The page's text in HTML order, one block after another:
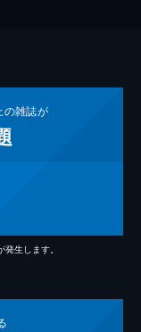
の雑誌が
生します。